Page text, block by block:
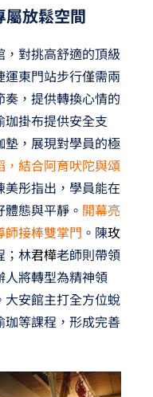
屬放鬆空間
對挑高舒適的頂級
東門站步行僅需兩
，提供轉換心情的
掛布提供安全支
，展現對學員的極
結合阿育吠陀與頌
美彤指出，學員能在
態與平靜。 開幕亮
師接棒雙掌門 。陳玫
；林君樺老師則帶領
將轉型為精神領
安館主打全方位蛻
等課程，形成完善